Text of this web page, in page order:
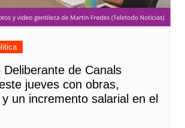
Deliberante de Canals
jueves con obras,
un incremento salarial en el